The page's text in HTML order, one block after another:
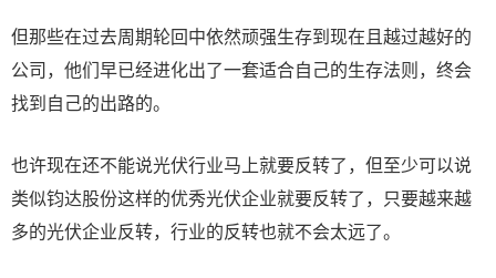
但那些在过去周期轮回中依然顽强生存到现在且越过越好的
公司，他们早已经进化出了一套适合自己的生存法则，终会
找到自己的出路的。
也许现在还不能说光伏行业马上就要反转了，但至少可以说
类似钧达股份这样的优秀光伏企业就要反转了，只要越来越
多的光伏企业反转，行业的反转也就不会太远了。